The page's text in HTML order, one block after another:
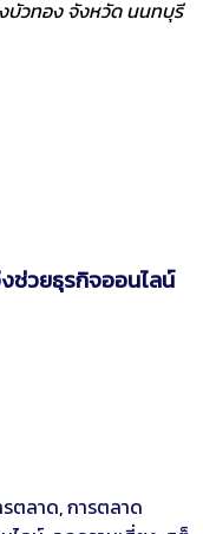
บัวทอง จังหวัด นนทบุรี
ช่วยธุรกิจออนไลน์
ตลาด,การตลาด